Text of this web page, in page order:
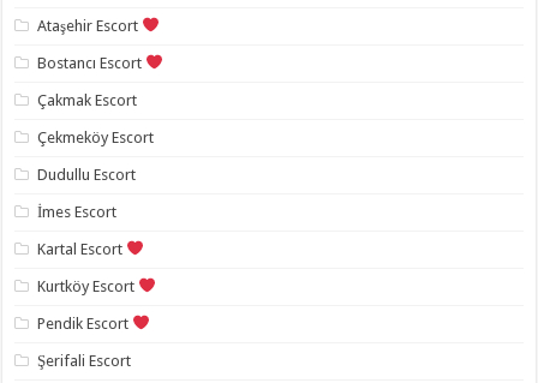
Ataşehir Escort
Bostancı Escort
Çakmak Escort
Çekmeköy Escort
Dudullu Escort
İmes Escort
Kartal Escort
Kurtköy Escort
Pendik Escort
Şerifali Escort